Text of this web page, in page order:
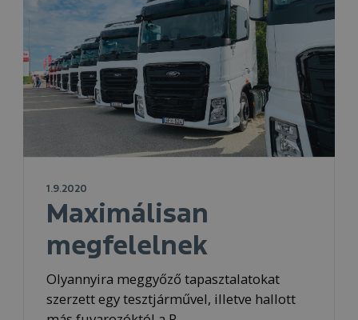
1.9.2020
Maximálisan
megfelelnek
Olyannyira meggyőző tapasztalatokat
szerzett egy tesztjárművel, illetve hallott